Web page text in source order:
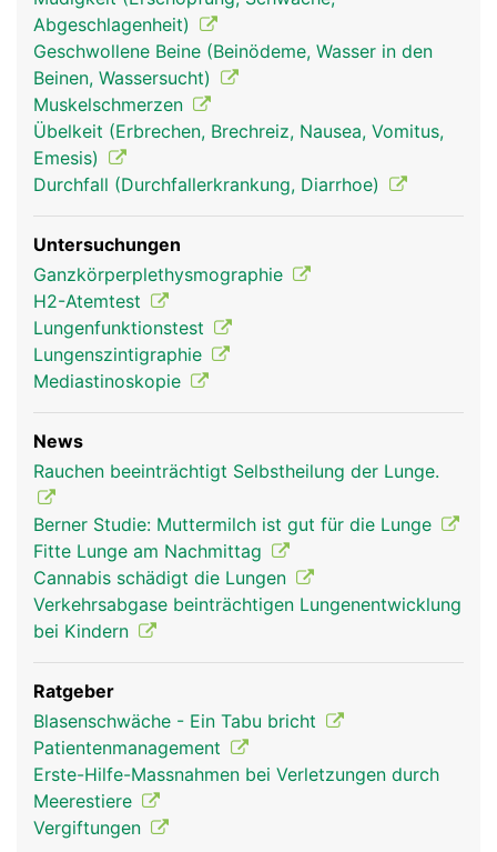
(Brustfell). Der feine Spalt zwischen ist mit einer
geringen Menge Flüssigkeit gefüllt, sodass sich die
Lunge beim Atmen reibungslos dehnen und
zusammenziehen kann.
Lunge Frau Lunge Mann
Abgeschlagenheit)
Geschwollene Beine (Beinödeme, Wasser in den
Beinen, Wassersucht)
Muskelschmerzen
Übelkeit (Erbrechen, Brechreiz, Nausea, Vomitus,
Emesis)
Durchfall (Durchfallerkrankung, Diarrhoe)
Untersuchungen
Ganzkörperplethysmographie
H2-Atemtest
Lungenfunktionstest
Lungenszintigraphie
Mediastinoskopie
News
Rauchen beeinträchtigt Selbstheilung der Lunge.
Berner Studie: Muttermilch ist gut für die Lunge
Fitte Lunge am Nachmittag
Cannabis schädigt die Lungen
Verkehrsabgase beinträchtigen Lungenentwicklung
bei Kindern
Ratgeber
Blasenschwäche - Ein Tabu bricht
Patientenmanagement
Erste-Hilfe-Massnahmen bei Verletzungen durch
Meerestiere
Vergiftungen